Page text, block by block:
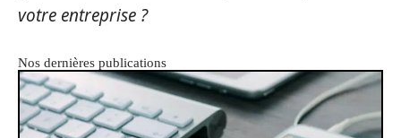
votre entreprise ?
Nos dernières publications